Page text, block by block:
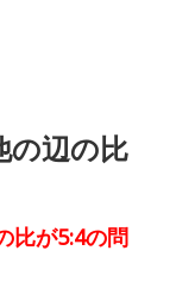
の辺の比
比が5:4の問